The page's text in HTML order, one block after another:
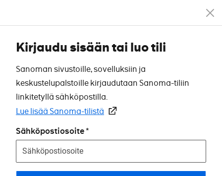
Kirjaudu sisään tai luo tili
Sanoman sivustoille, sovelluksiin ja
keskustelupalstoille kirjaudutaan Sanoma-tiliin
linkitetyllä sähköpostilla.
Lue lisää Sanoma-tilistä
Sähköpostiosoite